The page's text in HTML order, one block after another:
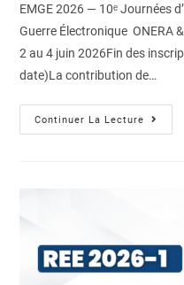
EMGE 2026 — 10ᵉ Journées
Guerre Électronique ONERA
2 au 4 juin 2026Fin des
date)La contribution de…
Continuer La Lecture